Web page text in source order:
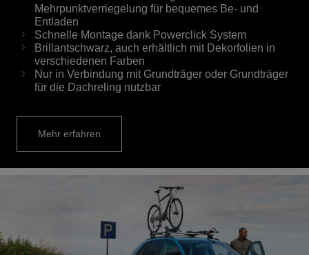
Mehrpunktverriegelung für bequemes Be- und
Entladen
Schnelle Montage dank Powerclick System
Brillantschwarz, auch erhältlich mit Dekorfolien in
verschiedenen Farben
Nur in Verbindung mit Grundträger oder Grundträger
für die Dachreling nutzbar
Mehr erfahren